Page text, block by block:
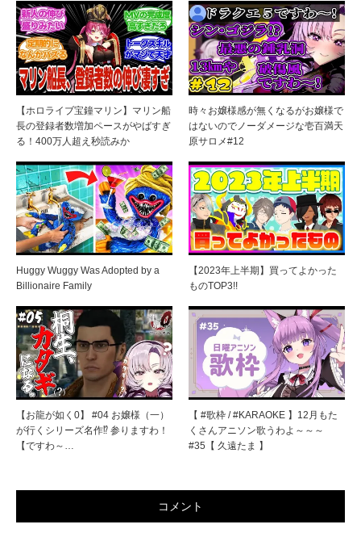
【ホロライブ宝鐘マリン】マリン船
長の登録者数増加ペースがやばすぎ
る！400万人超え秒読みか
時々お嬢様感が無くなるがお嬢様で
はないのでノーダメージな壱百満天
原サロメ#12
Huggy Wuggy Was Adopted by a
Billionaire Family
【2023年上半期】買ってよかった
ものTOP3!!
【お龍が如く0】 #04 お嬢様（一）
が行くシリーズ名作⁉ 参りますわ！
【ですわ～…
【 #歌枠 / #KARAOKE 】12月もた
くさんアニソン歌うわよ～～～
#35【 久遠たま 】
コメント